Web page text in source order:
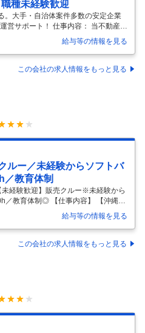
種未経験歓迎
。大手・自治体案件多数の安定企業
営サポート！ 仕事内容： 当不動産企
治体など 20社・40業務ほどのコー
ターのリーダー候補として、 まずは
タート！ オペレーターのフォロー
きることから少しずつお任せします♪
先輩SVのサポートを受けながら、
な業務】 ・オペレーターの育成・
給与等の情報を見る
この会社の求人情報をもっと見る
ルー／未経験からソフトバ
／教育体制
経験歓迎】販売クルー※未経験から
／教育体制◎ 【仕事内容】 【沖縄】
からソフトバンク社員に！平均残業1
】 社会人未経験、フリーター、高
実した研修制度完備／平均残10h／
間100名以上の正社員化実績)があ
ンク取扱いコーナーにて、携帯電話
案等を担当頂きます。 ■業務の
給与等の情報を見る
この会社の求人情報をもっと見る